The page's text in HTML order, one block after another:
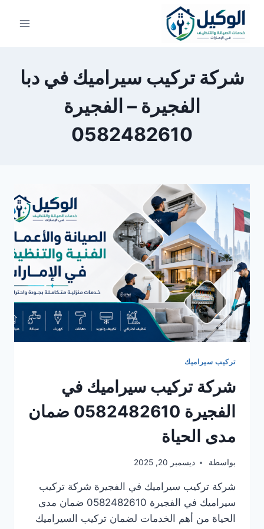
التجاوز
المحتوى
شركة تركيب سيراميك في دبا
الفجيرة – الفجيرة
0582482610
تركيب سيراميك
شركة تركيب سيراميك في
الفجيرة 0582482610 ضمان
مدى الحياة
بواسطة ديسمبر 20, 2025
شركة تركيب سيراميك في الفجيرة شركة تركيب
سيراميك في الفجيرة 0582482610 ضمان مدى
الحياة من أهم الخدمات لضمان تركيب السيراميك